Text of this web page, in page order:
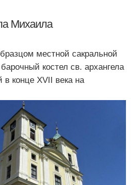
Михаила
местной сакральной
костел св. архангела
конце XVII века на